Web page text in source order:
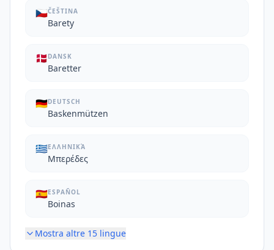
🇨🇿ČEŠTINA
Barety
🇩🇰 DANSK
Baretter
🇩🇪DEUTSCH
Baskenmützen
🇬🇷ΕΛΛΗΝΙΚΆ
Μπερέδες
🇪🇸ESPAÑOL
Boinas
Mostra altre 15 lingue